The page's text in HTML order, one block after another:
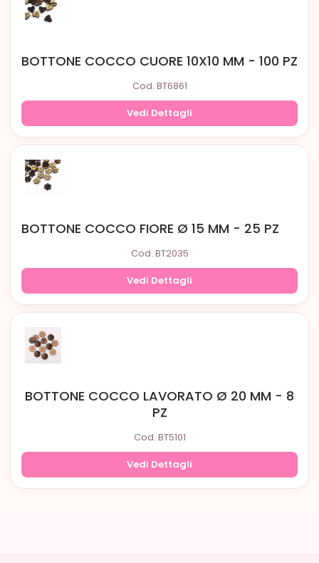
BOTTONE COCCO CUORE 10X10 MM - 100 PZ
Cod. BT6861
Vedi Dettagli
BOTTONE COCCO FIORE Ø 15 MM - 25 PZ
Cod. BT2035
Vedi Dettagli
BOTTONE COCCO LAVORATO Ø 20 MM - 8
PZ
Cod. BT5101
Vedi Dettagli